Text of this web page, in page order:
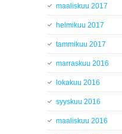
maaliskuu 2017
helmikuu 2017
tammikuu 2017
marraskuu 2016
lokakuu 2016
syyskuu 2016
maaliskuu 2016